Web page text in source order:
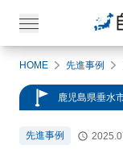
HOME 先進事例
鹿児島県垂水
先進事例